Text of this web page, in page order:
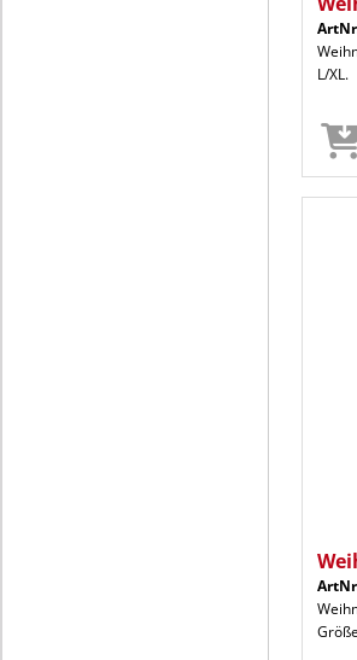
L/XL.